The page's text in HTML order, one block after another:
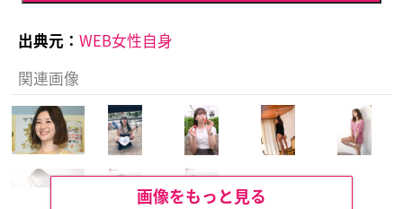
出典元： WEB女性自身
関連画像
画像をもっと見る